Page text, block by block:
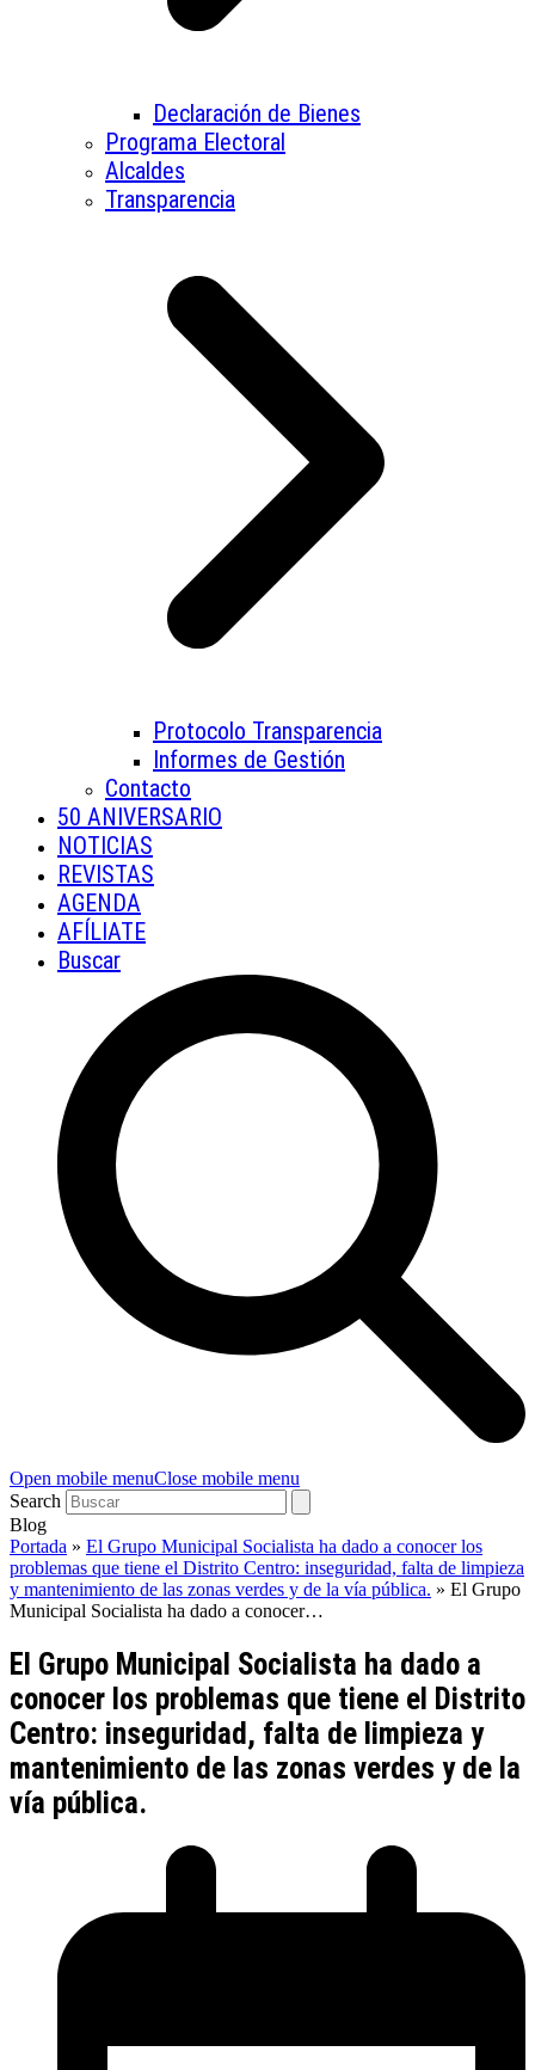
Declaración de Bienes
Programa Electoral
Alcaldes
Transparencia
Protocolo Transparencia
Informes de Gestión
Contacto
50 ANIVERSARIO
NOTICIAS
REVISTAS
AGENDA
AFÍLIATE
Buscar
Open mobile menuClose mobile menu
Search
Blog
Portada » El Grupo Municipal Socialista ha dado a conocer los
problemas que tiene el Distrito Centro: inseguridad, falta de limpieza
y mantenimiento de las zonas verdes y de la vía pública. » El Grupo
Municipal Socialista ha dado a conocer…
El Grupo Municipal Socialista ha dado a
conocer los problemas que tiene el Distrito
Centro: inseguridad, falta de limpieza y
mantenimiento de las zonas verdes y de la
vía pública.